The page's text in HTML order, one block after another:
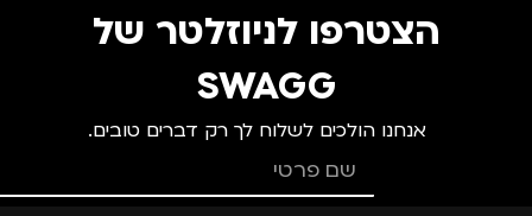
הצטרפו לניוזלטר של
SWAGG
אנחנו הולכים לשלוח לך רק דברים טובים.